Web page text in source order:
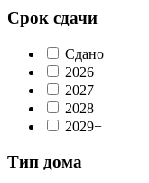
Срок сдачи
Сдано
2026
2027
2028
2029+
Тип дома